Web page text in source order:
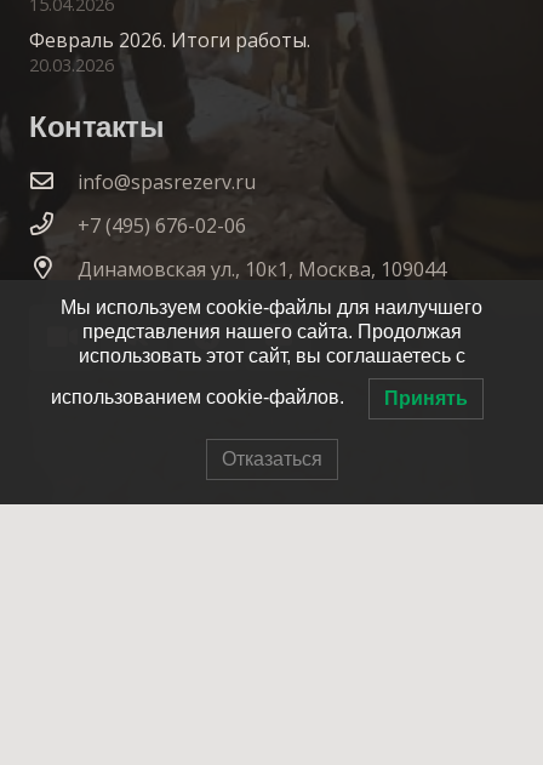
Февраль 2026. Итоги работы.
20.03.2026
Контакты
info@spasrezerv.ru
+7 (495) 676-02-06
Динамовская ул., 10к1, Москва, 109044
Мы используем cookie-файлы для наилучшего
представления нашего сайта. Продолжая
использовать этот сайт, вы соглашаетесь с
использованием cookie-файлов. Принять
Отказаться